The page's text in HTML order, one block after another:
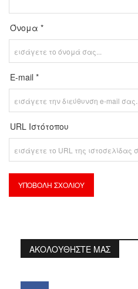
Όνομα *
E-mail *
URL Ιστότοπου
ΑΚΟΛΟΥΘΗΣΤΕ ΜΑΣ